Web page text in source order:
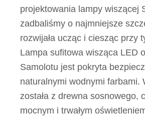
projektowania lampy wiszącej
zadbaliśmy o najmniejsze
rozwijała ucząc i ciesząc przy
Lampa sufitowa wisząca LED
Samolotu jest pokryta
naturalnymi wodnymi farbami.
została z drewna sosnowego,
mocnym i trwałym